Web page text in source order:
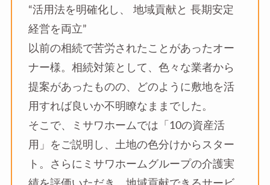
“活用法を明確化し、 地域貢献と 長期安定
経営を両立”
以前の相続で苦労されたことがあったオー
ナー様。相続対策として、色々な業者から
提案があったものの、どのように敷地を活
用すれば良いか不明瞭なままでした。
そこで、ミサワホームでは「10の資産活
用」をご説明し、土地の色分けからスター
ト。さらにミサワホームグループの介護実